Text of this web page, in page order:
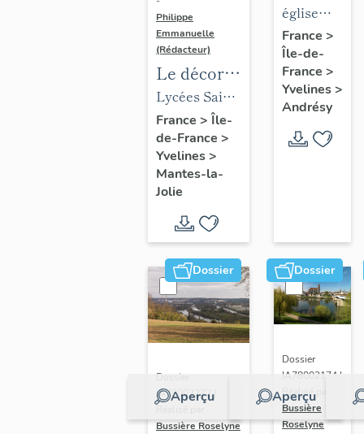
Philippe
Emmanuelle
(Rédacteur)
Le décor
des lycées
de Mantes
Lycées Saint-
Exupéry et
Jean Rostand
France > Île-
de-France >
Yvelines>
Mantes-la-
Jolie
mobilier
de
l'église
Saint-
Germain-
de-
Paris
église
paroissiale
Saint-
Germain
France >
Île-de-
France >
Yvelines>
Andrésy
Dossier
Aperçu
Dossier
IA78002272 |
Bussière Roselyne
Dossier
Aperçu
Dossier
IA78002174 |
Réalisé par
Bussière
Roselyne